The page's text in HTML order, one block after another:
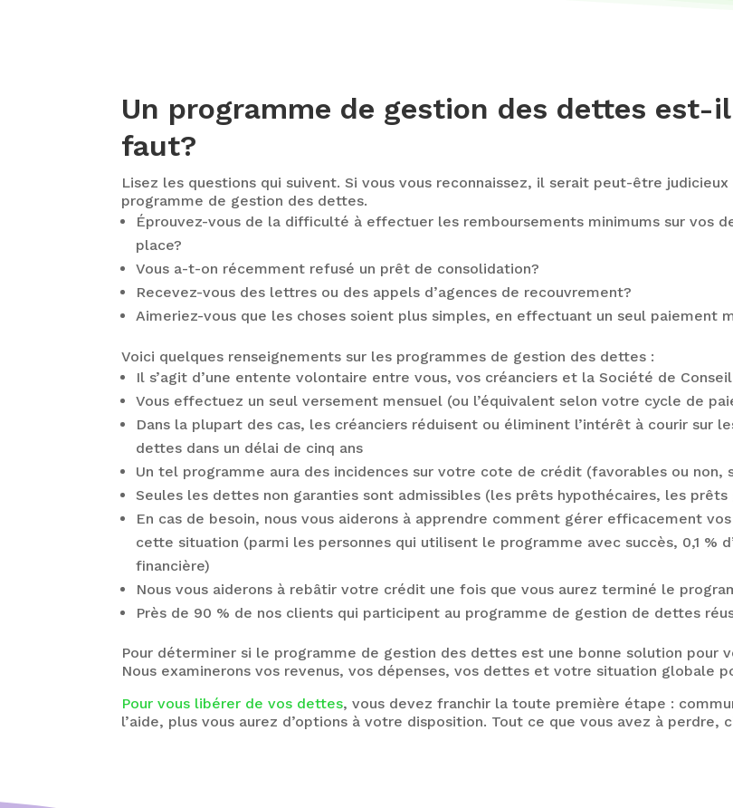
Un programme de gestion des dettes est-
faut?
Lisez les questions qui suivent. Si vous vous reconnaissez, il serait peut-être
programme de gestion des dettes.
Éprouvez-vous de la difficulté à effectuer les remboursements minimums sur vos
place?
Vous a-t-on récemment refusé un prêt de consolidation?
Recevez-vous des lettres ou des appels d’agences de recouvrement?
Aimeriez-vous que les choses soient plus simples, en effectuant un seul paiement
Voici quelques renseignements sur les programmes de gestion des dettes :
Il s’agit d’une entente volontaire entre vous, vos créanciers et la Société de
Vous effectuez un seul versement mensuel (ou l’équivalent selon votre cycle de
Dans la plupart des cas, les créanciers réduisent ou éliminent l’intérêt à courir sur
dettes dans un délai de cinq ans
Un tel programme aura des incidences sur votre cote de crédit (favorables ou non,
Seules les dettes non garanties sont admissibles (les prêts hypothécaires, les
En cas de besoin, nous vous aiderons à apprendre comment gérer efficacement
cette situation (parmi les personnes qui utilisent le programme avec succès, 0,1 %
financière)
Nous vous aiderons à rebâtir votre crédit une fois que vous aurez terminé le
Près de 90 % de nos clients qui participent au programme de gestion de dettes
Pour déterminer si le programme de gestion des dettes est une bonne solution pour
Nous examinerons vos revenus, vos dépenses, vos dettes et votre situation globale
Pour vous libérer de vos dettes, vous devez franchir la toute première étape :
l’aide, plus vous aurez d’options à votre disposition. Tout ce que vous avez à perdre,